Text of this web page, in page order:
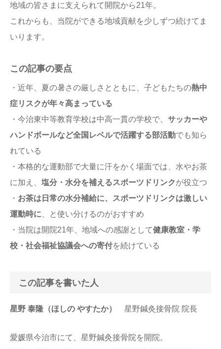
地域の皆さまに支えられて開院から21年。
これからも、当院ができる地域貢献を少しずつ続けてま
いります。
この記事の要点
・近年、夏の暑さの厳しさとともに、子どもたちの熱中
症リスクが年々高まっている
・今治東中等教育学校は中高一貫の学校で、 サッカーや
ハンドボールなど全国レベルで活躍する部活動でも知ら
れている
・本格的な運動部で大量に汗をかく場面では、水やお茶
に加え、 塩分・水分を補えるスポーツドリンクが役立つ
・ お茶は日常の水分補給に、スポーツドリンクは激しい
運動時に 、と使い分けるのがおすすめ
・当院は開院21年、地域への感謝として健康教室・学
校・社会福祉協議会への寄付を続けている
この記事を書いた人
星野 泰隆（ほしの やすたか） 星野鍼灸接骨院 院長
愛媛県今治市にて、星野鍼灸接骨院を開院。